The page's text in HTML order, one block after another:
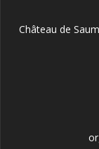
Château de